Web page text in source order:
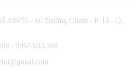
449/55 - Đ. Trường Chinh - P. 14 - Q.
- 0947.633.588